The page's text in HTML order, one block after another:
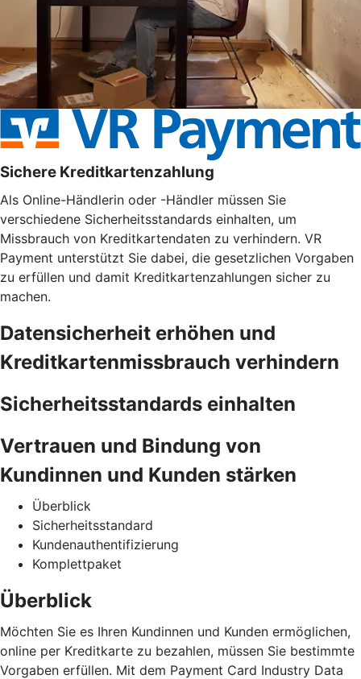
Sichere Kreditkartenzahlung
Als Online-Händlerin oder -Händler müssen Sie
verschiedene Sicherheitsstandards einhalten, um
Missbrauch von Kreditkartendaten zu verhindern. VR
Payment unterstützt Sie dabei, die gesetzlichen Vorgaben
zu erfüllen und damit Kreditkartenzahlungen sicher zu
machen.
Datensicherheit erhöhen und
Kreditkartenmissbrauch verhindern
Sicherheitsstandards einhalten
Vertrauen und Bindung von
Kundinnen und Kunden stärken
Überblick
Sicherheitsstandard
Kundenauthentifizierung
Komplettpaket
Überblick
Möchten Sie es Ihren Kundinnen und Kunden ermöglichen,
online per Kreditkarte zu bezahlen, müssen Sie bestimmte
Vorgaben erfüllen. Mit dem Payment Card Industry Data